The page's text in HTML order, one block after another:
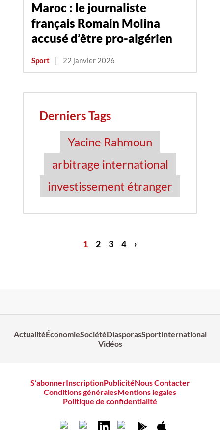
Maroc : le journaliste
français Romain Molina
accusé d’être pro-algérien
Sport | 22 janvier 2026
Derniers Tags
Yacine Rahmoun
arbitrage international
investissement étranger
1 2 3 4 ›
ActualitéÉconomieSociétéDiasporasSportInternational
Vidéos
S’abonnerInscriptionPublicitéNous Contacter
Conditions généralesMentions legales
Politique de confidentialité